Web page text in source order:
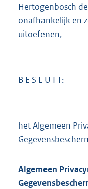
Hertogenbosch
onafhankelijk en
uitoefenen,
B E S L U I T:
het Algemeen
Algemeen